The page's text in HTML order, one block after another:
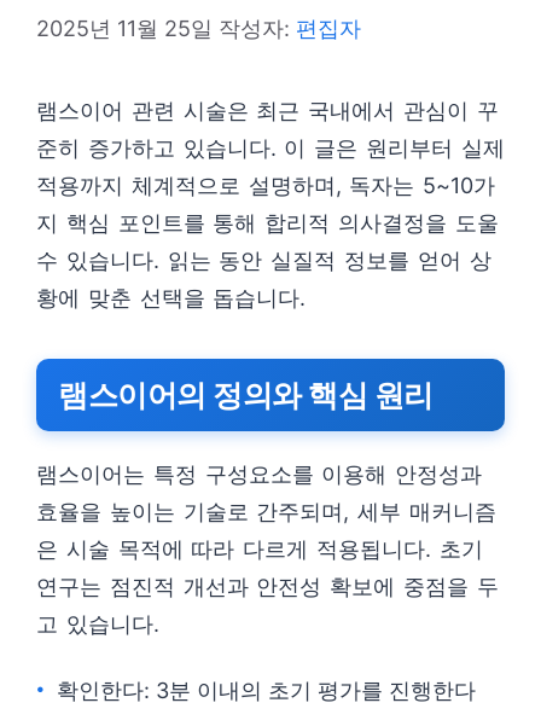
2025년 11월 25일 작성자: 편집자
램스이어 관련 시술은 최근 국내에서 관심이 꾸
준히 증가하고 있습니다. 이 글은 원리부터 실제
적용까지 체계적으로 설명하며, 독자는 5~10가
지 핵심 포인트를 통해 합리적 의사결정을 도울
수 있습니다. 읽는 동안 실질적 정보를 얻어 상
황에 맞춘 선택을 돕습니다.
램스이어의 정의와 핵심 원리
램스이어는 특정 구성요소를 이용해 안정성과
효율을 높이는 기술로 간주되며, 세부 매커니즘
은 시술 목적에 따라 다르게 적용됩니다. 초기
연구는 점진적 개선과 안전성 확보에 중점을 두
고 있습니다.
확인한다: 3분 이내의 초기 평가를 진행한다